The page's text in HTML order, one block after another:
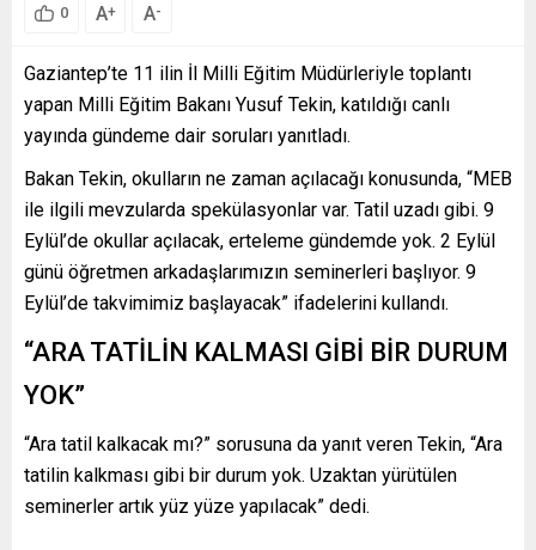
0 A+ A-
Gaziantep’te 11 ilin İl Milli Eğitim Müdürleriyle toplantı
yapan Milli Eğitim Bakanı Yusuf Tekin, katıldığı canlı
yayında gündeme dair soruları yanıtladı.
Bakan Tekin, okulların ne zaman açılacağı konusunda, “MEB
ile ilgili mevzularda spekülasyonlar var. Tatil uzadı gibi. 9
Eylül’de okullar açılacak, erteleme gündemde yok. 2 Eylül
günü öğretmen arkadaşlarımızın seminerleri başlıyor. 9
Eylül’de takvimimiz başlayacak” ifadelerini kullandı.
“ARA TATİLİN KALMASI GİBİ BİR DURUM
YOK”
“Ara tatil kalkacak mı?” sorusuna da yanıt veren Tekin, “Ara
tatilin kalkması gibi bir durum yok. Uzaktan yürütülen
seminerler artık yüz yüze yapılacak” dedi.